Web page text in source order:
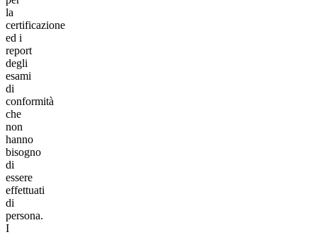
la
certificazione
ed i
report
degli
esami
di
conformità
che
non
hanno
bisogno
di
essere
effettuati
di
persona.
I